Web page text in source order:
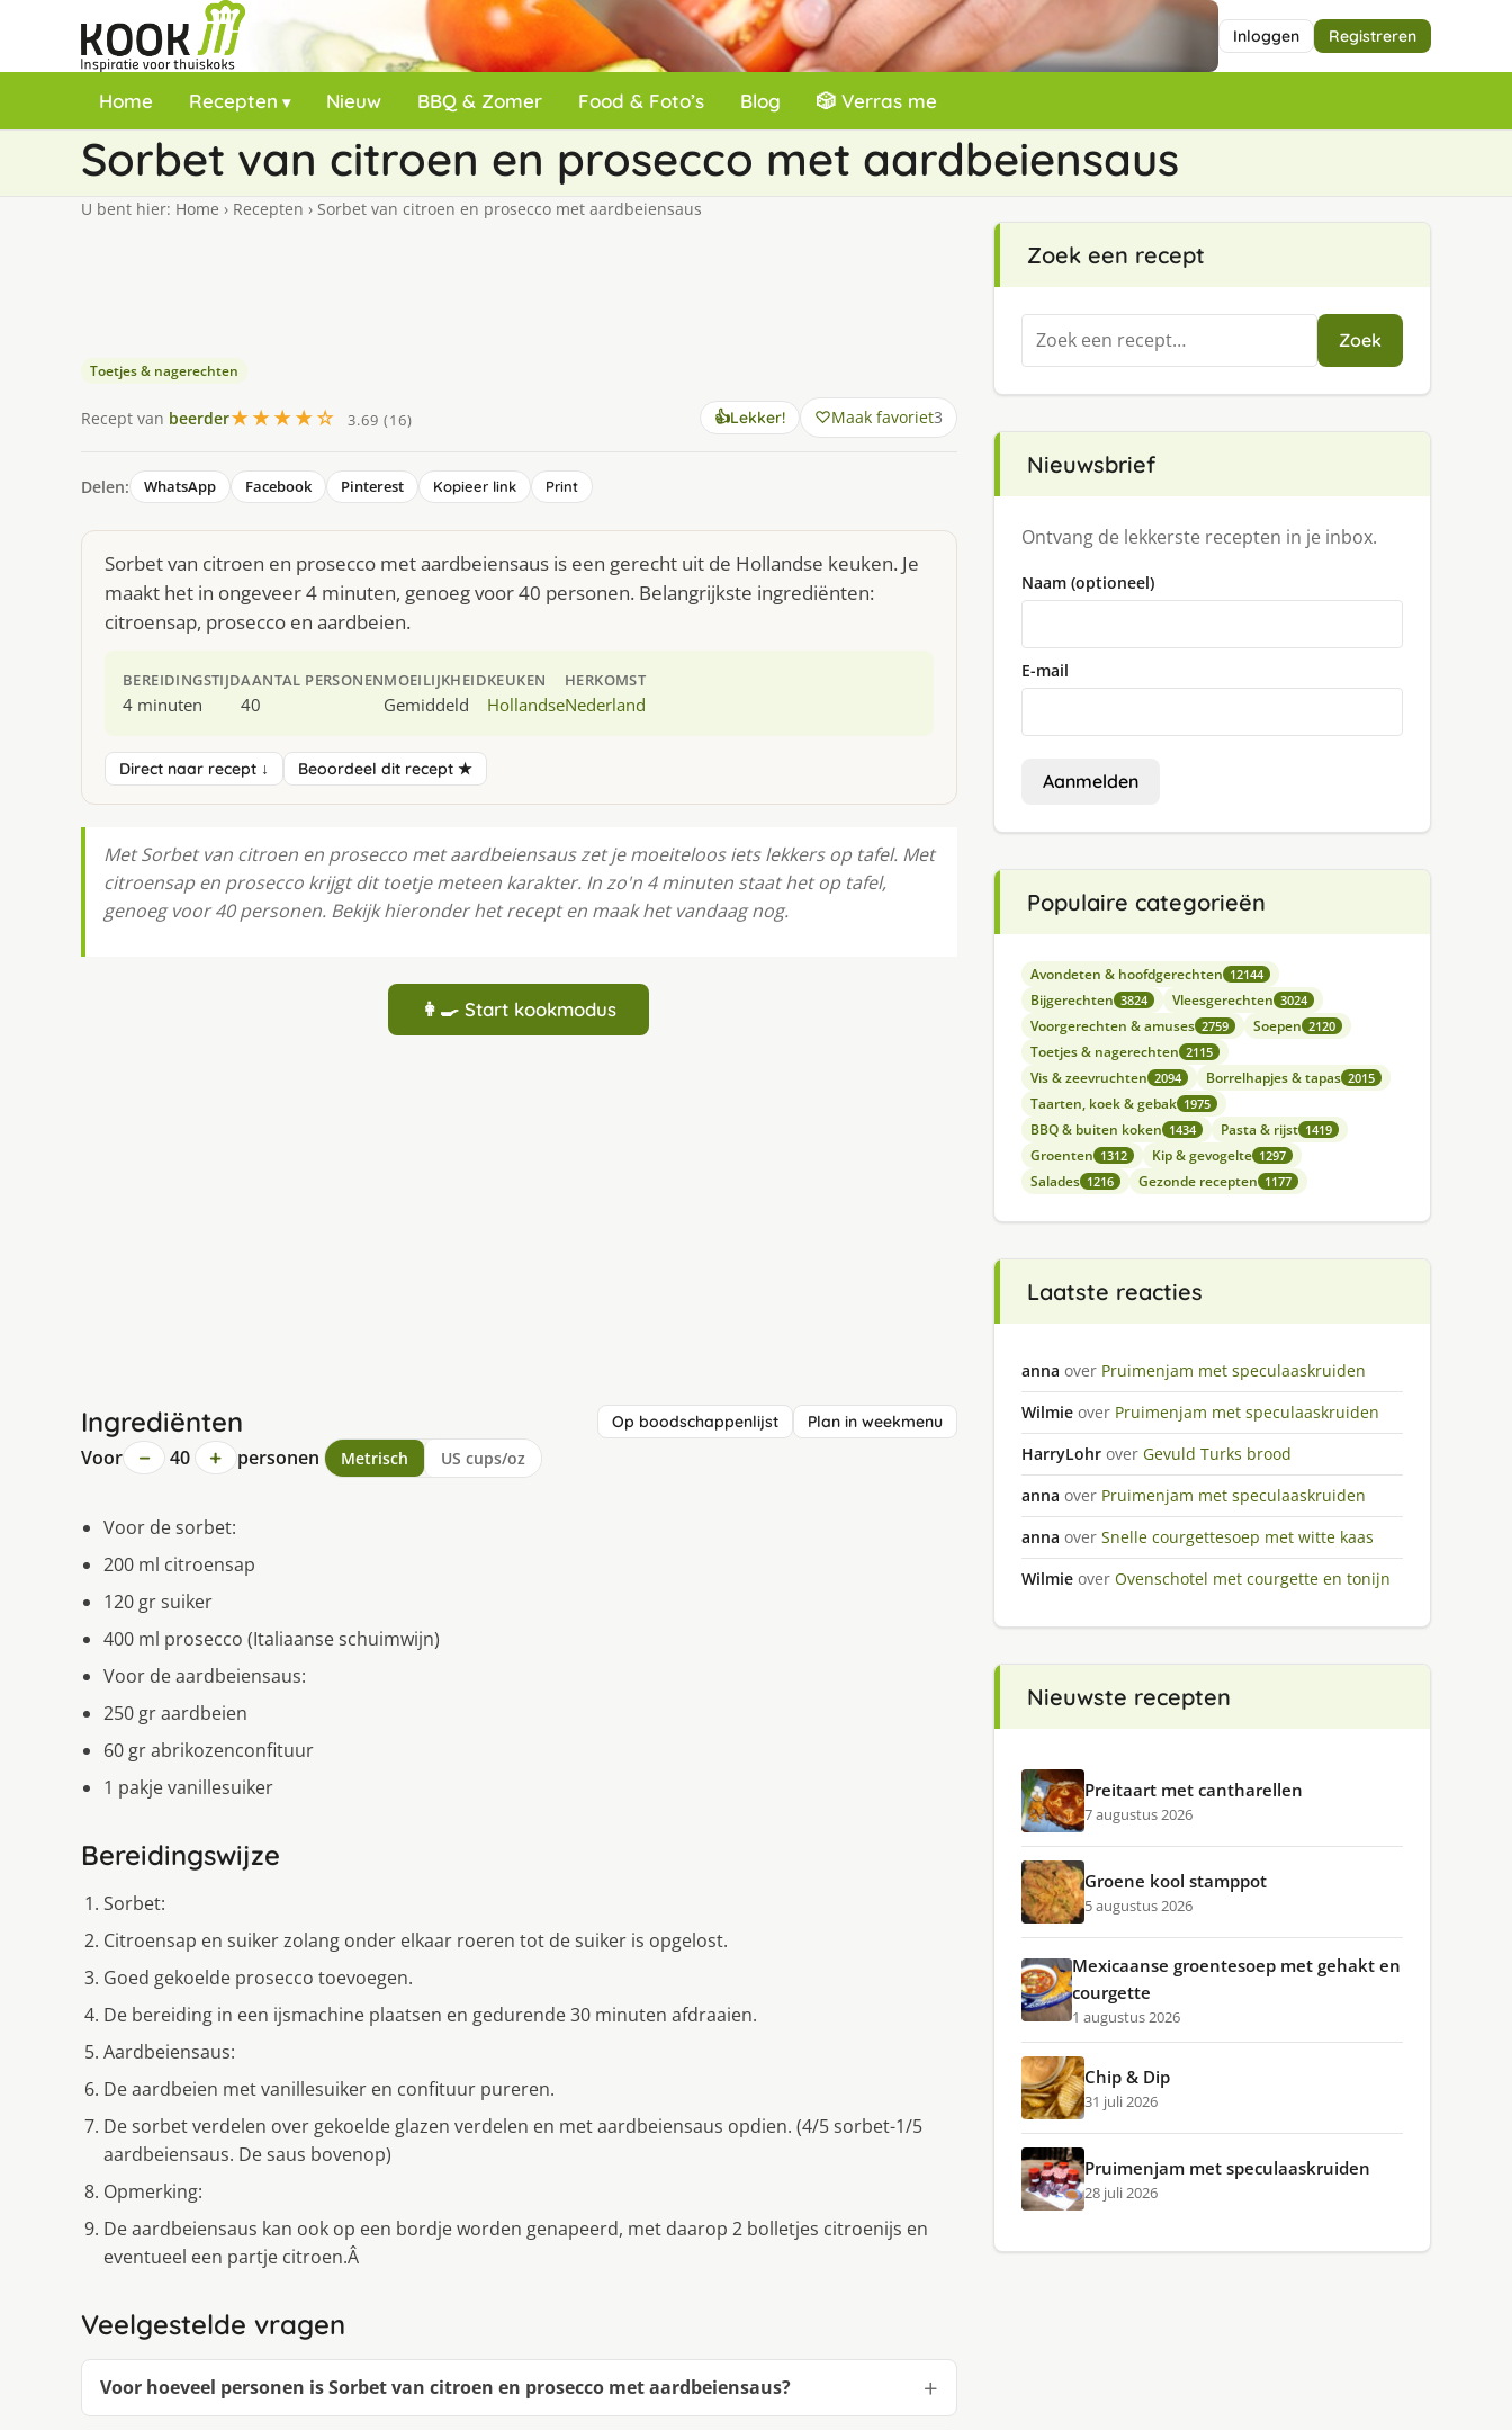
Inloggen Registreren
Home Recepten Nieuw BBQ & Zomer Food & Foto’s Blog 🎲 Verras me
Sorbet van citroen en prosecco met aardbeiensaus
U bent hier: Home › Recepten › Sorbet van citroen en prosecco met aardbeiensaus
Toetjes & nagerechten
Recept van beerder★★★★☆ 3.69 (16) 👍Lekker! Maak favoriet3
Delen: WhatsApp Facebook Pinterest Kopieer link Print
Sorbet van citroen en prosecco met aardbeiensaus is een gerecht uit de Hollandse keuken. Je
maakt het in ongeveer 4 minuten, genoeg voor 40 personen. Belangrijkste ingrediënten:
citroensap, prosecco en aardbeien.
BEREIDINGSTIJD
4 minuten
AANTAL PERSONEN
40
MOEILIJKHEID
Gemiddeld
KEUKEN
Hollandse
HERKOMST
Nederland
Direct naar recept ↓ Beoordeel dit recept ★
Met Sorbet van citroen en prosecco met aardbeiensaus zet je moeiteloos iets lekkers op tafel. Met
citroensap en prosecco krijgt dit toetje meteen karakter. In zo'n 4 minuten staat het op tafel,
genoeg voor 40 personen. Bekijk hieronder het recept en maak het vandaag nog.
👩‍🍳 Start kookmodus
Ingrediënten Op boodschappenlijst Plan in weekmenu
Voor − 40 + personen Metrisch US cups/oz
Voor de sorbet:
200 ml citroensap
120 gr suiker
400 ml prosecco (Italiaanse schuimwijn)
Voor de aardbeiensaus:
250 gr aardbeien
60 gr abrikozenconfituur
1 pakje vanillesuiker
Bereidingswijze
Sorbet:
Citroensap en suiker zolang onder elkaar roeren tot de suiker is opgelost.
Goed gekoelde prosecco toevoegen.
De bereiding in een ijsmachine plaatsen en gedurende 30 minuten afdraaien.
Aardbeiensaus:
De aardbeien met vanillesuiker en confituur pureren.
De sorbet verdelen over gekoelde glazen verdelen en met aardbeiensaus opdien. (4/5 sorbet-1/5
aardbeiensaus. De saus bovenop)
Opmerking:
De aardbeiensaus kan ook op een bordje worden genapeerd, met daarop 2 bolletjes citroenijs en
eventueel een partje citroen.Â
Veelgestelde vragen
Voor hoeveel personen is Sorbet van citroen en prosecco met aardbeiensaus?
Zoek een recept
Zoeken
naar:
Zoek
Nieuwsbrief
Ontvang de lekkerste recepten in je inbox.
Naam (optioneel)
E-mail
Aanmelden
Populaire categorieën
Avondeten & hoofdgerechten 12144
Bijgerechten 3824 Vleesgerechten 3024
Voorgerechten & amuses 2759 Soepen 2120
Toetjes & nagerechten 2115
Vis & zeevruchten 2094 Borrelhapjes & tapas 2015
Taarten, koek & gebak 1975
BBQ & buiten koken 1434 Pasta & rijst 1419
Groenten 1312 Kip & gevogelte 1297
Salades 1216 Gezonde recepten 1177
Laatste reacties
anna over Pruimenjam met speculaaskruiden
Wilmie over Pruimenjam met speculaaskruiden
HarryLohr over Gevuld Turks brood
anna over Pruimenjam met speculaaskruiden
anna over Snelle courgettesoep met witte kaas
Wilmie over Ovenschotel met courgette en tonijn
Nieuwste recepten
Preitaart met cantharellen
7 augustus 2026
Groene kool stamppot
5 augustus 2026
Mexicaanse groentesoep met gehakt en
courgette
1 augustus 2026
Chip & Dip
31 juli 2026
Pruimenjam met speculaaskruiden
28 juli 2026